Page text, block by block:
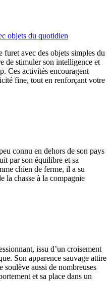
objets du quotidien
avec des objets simples du
de stimuler son intelligence et
Ces activités encouragent
fine, tout en renforçant votre
connu en dehors de son pays
par son équilibre et sa
chien de ferme, il a su
la chasse à la compagnie
issu d’un croisement
Son apparence sauvage attire
soulève aussi de nombreuses
et sa place dans un